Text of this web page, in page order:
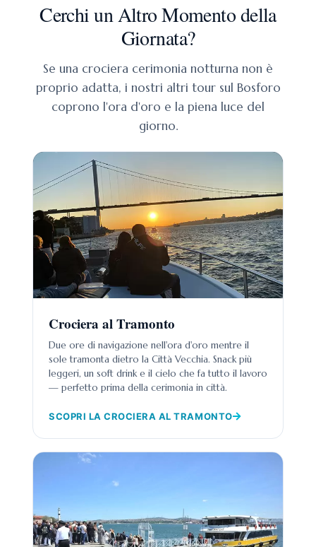
Cerchi un Altro Momento della
Giornata?
Se una crociera cerimonia notturna non è
proprio adatta, i nostri altri tour sul Bosforo
coprono l'ora d'oro e la piena luce del
giorno.
Crociera al Tramonto
Due ore di navigazione nell'ora d'oro mentre il
sole tramonta dietro la Città Vecchia. Snack più
leggeri, un soft drink e il cielo che fa tutto il lavoro
— perfetto prima della cerimonia in città.
SCOPRI LA CROCIERA AL TRAMONTO